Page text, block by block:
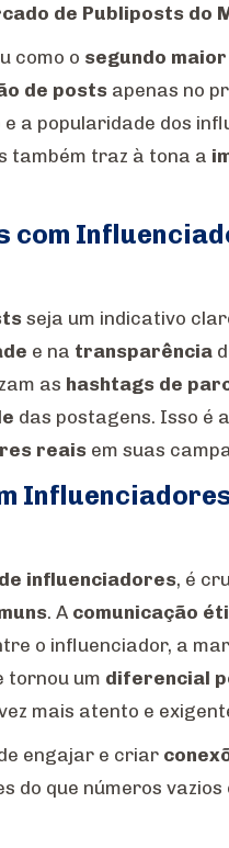
de Publiposts do
como o segundo
de posts apenas no
a popularidade dos
também traz à tona a
com
seja um indicativo
e na transparência
as hashtags de
das postagens. Isso é
reais em suas
influenciadores, é
. A comunicação
o influenciador, a
tornou um diferencial
mais atento e
engajar e criar
do que números